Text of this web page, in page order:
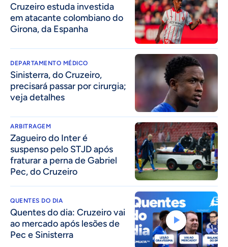
Cruzeiro estuda investida
em atacante colombiano do
Girona, da Espanha
DEPARTAMENTO MÉDICO
Sinisterra, do Cruzeiro,
precisará passar por cirurgia;
veja detalhes
ARBITRAGEM
Zagueiro do Inter é
suspenso pelo STJD após
fraturar a perna de Gabriel
Pec, do Cruzeiro
QUENTES DO DIA
Quentes do dia: Cruzeiro vai
ao mercado após lesões de
Pec e Sinisterra